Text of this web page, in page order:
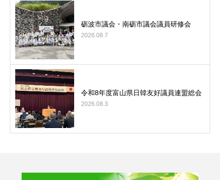
砺波市議会・南砺市議会議員研修会
2026.08.7
令和8年度富山県日韓友好議員連盟総会
2026.08.3